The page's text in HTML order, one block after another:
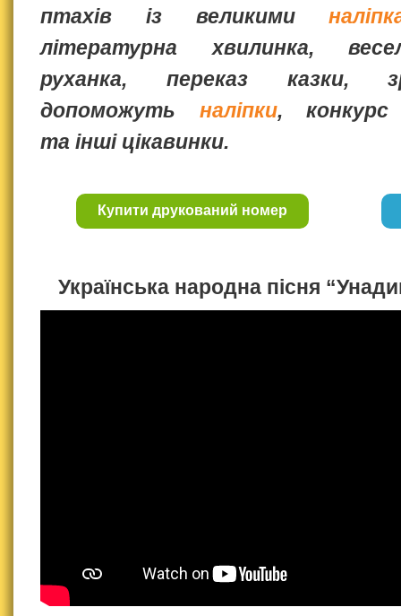
птахів із великими
літературна хвилинка,
руханка, переказ казки,
допоможуть наліпки, конкурс
та інші цікавинки.
Купити друкований номер
Українська народна пісня